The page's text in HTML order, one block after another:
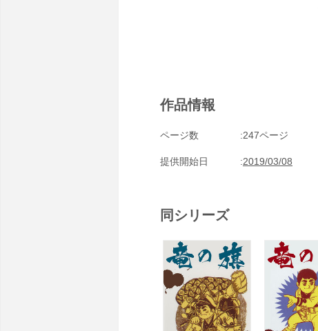
作品情報
ページ数 247ページ
提供開始日 2019/03/08
同シリーズ